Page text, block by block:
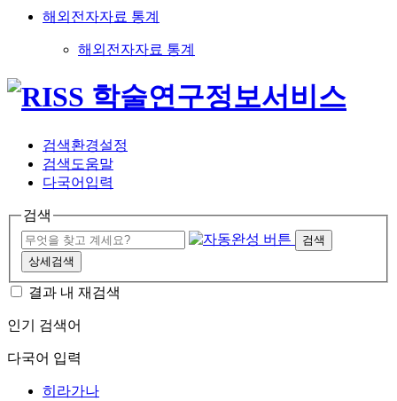
해외전자자료 통계
해외전자자료 통계
검색환경설정
검색도움말
다국어입력
검색
검색
상세검색
결과 내 재검색
인기 검색어
다국어 입력
히라가나